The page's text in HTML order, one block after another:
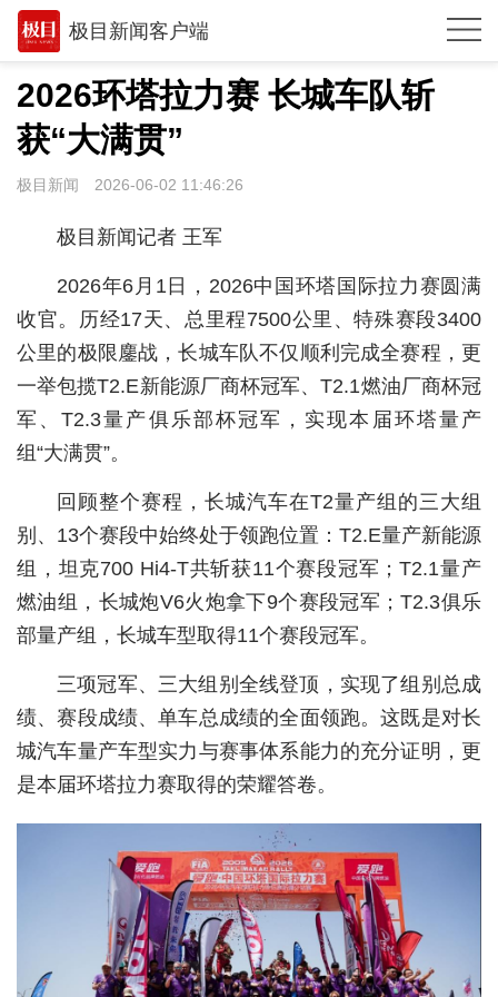
极目新闻客户端
推荐
观点
时政
世相
环球
专题
极客圈
经济
城建
科教
健康
悠游
相亲
汽车
2026环塔拉力赛 长城车队斩
获“大满贯”
极目新闻 2026-06-02 11:46:26
极目新闻记者 王军
2026年6月1日，2026中国环塔国际拉力赛圆满
收官。历经17天、总里程7500公里、特殊赛段3400
公里的极限鏖战，长城车队不仅顺利完成全赛程，更
一举包揽T2.E新能源厂商杯冠军、T2.1燃油厂商杯冠
军、T2.3量产俱乐部杯冠军，实现本届环塔量产
组“大满贯”。
回顾整个赛程，长城汽车在T2量产组的三大组
别、13个赛段中始终处于领跑位置：T2.E量产新能源
组，坦克700 Hi4-T共斩获11个赛段冠军；T2.1量产
燃油组，长城炮V6火炮拿下9个赛段冠军；T2.3俱乐
部量产组，长城车型取得11个赛段冠军。
三项冠军、三大组别全线登顶，实现了组别总成
绩、赛段成绩、单车总成绩的全面领跑。这既是对长
城汽车量产车型实力与赛事体系能力的充分证明，更
是本届环塔拉力赛取得的荣耀答卷。